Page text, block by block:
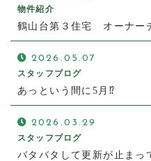
物件紹介
鶴山台第３住宅 オーナー
2026.05.07
スタッフブログ
あっという間に5月⁉
2026.03.29
スタッフブログ
バタバタして更新が止まっ